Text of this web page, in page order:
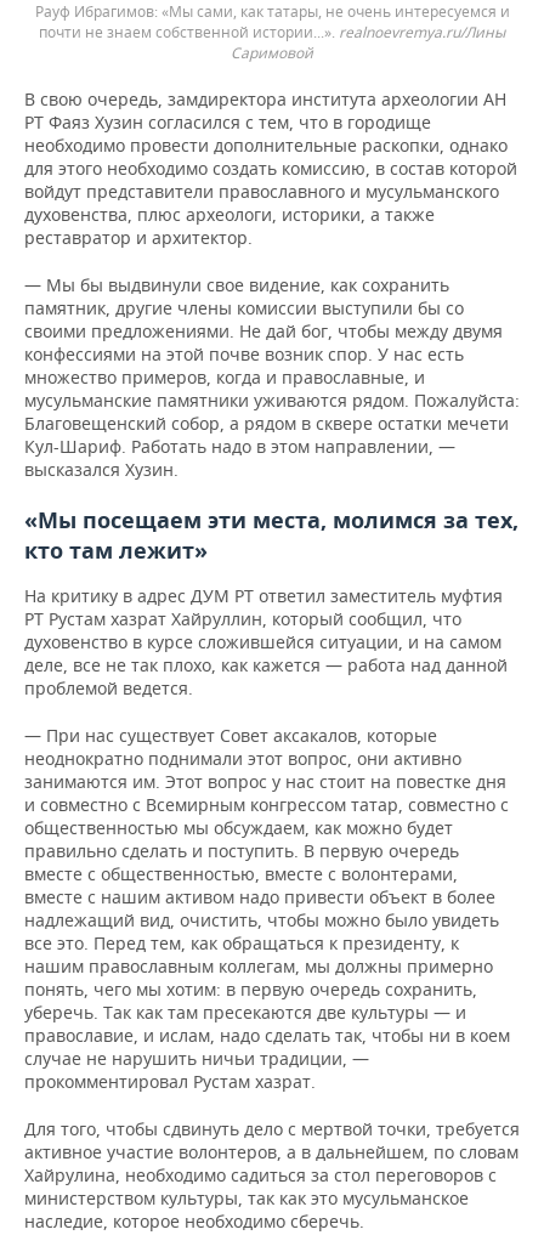
Рауф Ибрагимов: «Мы сами, как татары, не очень интересуемся и
почти не знаем собственной истории...». realnoevremya.ru/Лины
Саримовой
В свою очередь, замдиректора института археологии АН
РТ Фаяз Хузин согласился с тем, что в городище
необходимо провести дополнительные раскопки, однако
для этого необходимо создать комиссию, в состав которой
войдут представители православного и мусульманского
духовенства, плюс археологи, историки, а также
реставратор и архитектор.
— Мы бы выдвинули свое видение, как сохранить
памятник, другие члены комиссии выступили бы со
своими предложениями. Не дай бог, чтобы между двумя
конфессиями на этой почве возник спор. У нас есть
множество примеров, когда и православные, и
мусульманские памятники уживаются рядом. Пожалуйста:
Благовещенский собор, а рядом в сквере остатки мечети
Кул-Шариф. Работать надо в этом направлении, —
высказался Хузин.
«Мы посещаем эти места, молимся за тех,
кто там лежит»
На критику в адрес ДУМ РТ ответил заместитель муфтия
РТ Рустам хазрат Хайруллин, который сообщил, что
духовенство в курсе сложившейся ситуации, и на самом
деле, все не так плохо, как кажется — работа над данной
проблемой ведется.
— При нас существует Совет аксакалов, которые
неоднократно поднимали этот вопрос, они активно
занимаются им. Этот вопрос у нас стоит на повестке дня
и совместно с Всемирным конгрессом татар, совместно с
общественностью мы обсуждаем, как можно будет
правильно сделать и поступить. В первую очередь
вместе с общественностью, вместе с волонтерами,
вместе с нашим активом надо привести объект в более
надлежащий вид, очистить, чтобы можно было увидеть
все это. Перед тем, как обращаться к президенту, к
нашим православным коллегам, мы должны примерно
понять, чего мы хотим: в первую очередь сохранить,
уберечь. Так как там пресекаются две культуры — и
православие, и ислам, надо сделать так, чтобы ни в коем
случае не нарушить ничьи традиции, —
прокомментировал Рустам хазрат.
Для того, чтобы сдвинуть дело с мертвой точки, требуется
активное участие волонтеров, а в дальнейшем, по словам
Хайрулина, необходимо садиться за стол переговоров с
министерством культуры, так как это мусульманское
наследие, которое необходимо сберечь.